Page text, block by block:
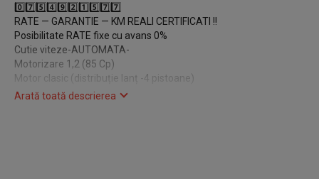
0️⃣7️⃣5️⃣4️⃣9️⃣2️⃣1️⃣5️⃣7️⃣7️⃣
RATE — GARANTIE — KM REALI CERTIFICATI !!
Posibilitate RATE fixe cu avans 0%
Cutie viteze-AUTOMATA-
Motorizare 1,2 (85 Cp)
Motor clasic (distribuție lanț -4 pistoane)
Fab.2012
Arată toată descrierea